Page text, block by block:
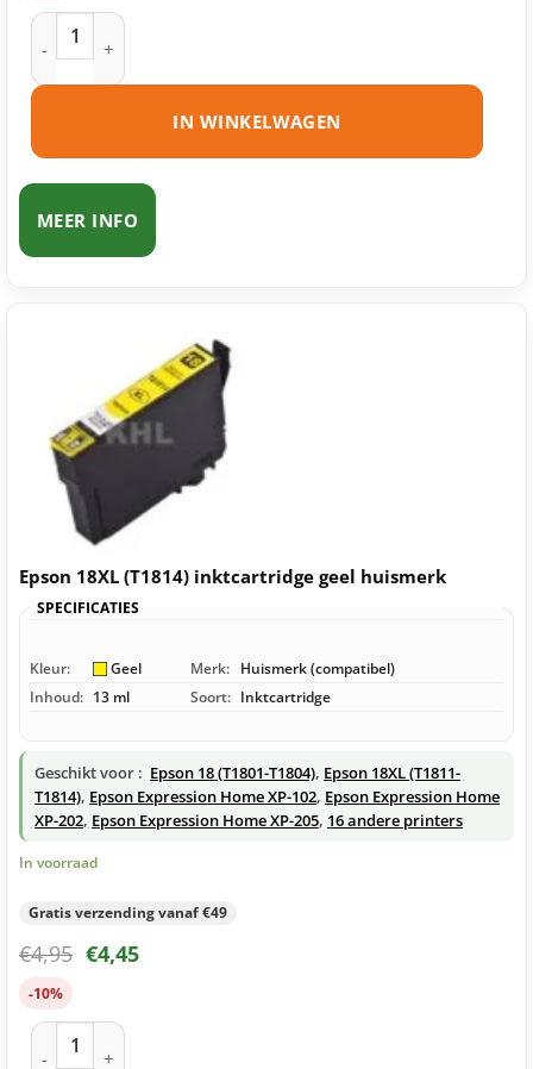
Epson 18XL (T1813) inktcartridge magenta huismerk aantal
IN WINKELWAGEN
MEER INFO
Epson 18XL (T1814) inktcartridge geel huismerk
SPECIFICATIES
Kleur: Geel Merk: Huismerk (compatibel)
Inhoud: 13 ml Soort: Inktcartridge
Geschikt voor : Epson 18 (T1801-T1804), Epson 18XL (T1811-
T1814), Epson Expression Home XP-102, Epson Expression Home
XP-202, Epson Expression Home XP-205, 16 andere printers
In voorraad
Gratis verzending vanaf €49
€4,95 €4,45
-10%
Epson 18XL (T1814) inktcartridge geel huismerk aantal